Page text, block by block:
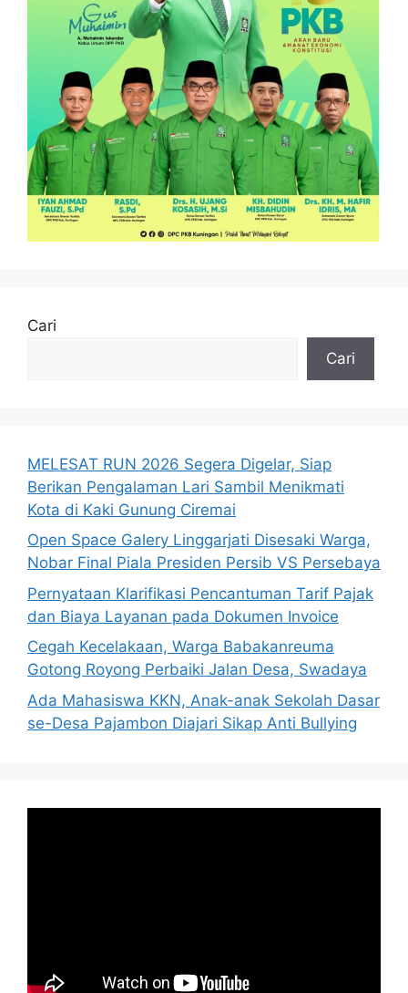
Cari
Cari
MELESAT RUN 2026 Segera Digelar, Siap
Berikan Pengalaman Lari Sambil Menikmati
Kota di Kaki Gunung Ciremai
Open Space Galery Linggarjati Disesaki Warga,
Nobar Final Piala Presiden Persib VS Persebaya
Pernyataan Klarifikasi Pencantuman Tarif Pajak
dan Biaya Layanan pada Dokumen Invoice
Cegah Kecelakaan, Warga Babakanreuma
Gotong Royong Perbaiki Jalan Desa, Swadaya
Ada Mahasiswa KKN, Anak-anak Sekolah Dasar
se-Desa Pajambon Diajari Sikap Anti Bullying